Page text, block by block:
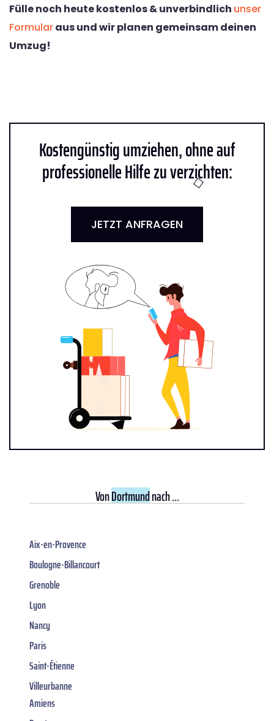
Fülle noch heute kostenlos & unverbindlich unser
Formularaus und wir planen gemeinsam deinen
Umzug!
Kostengünstig umziehen, ohne auf
professionelle Hilfe zu verzichten:
JETZT ANFRAGEN
VonDortmundnach ...
Aix-en-Provence
Boulogne-Billancourt
Grenoble
Lyon
Nancy
Paris
Saint-Étienne
Villeurbanne
Amiens